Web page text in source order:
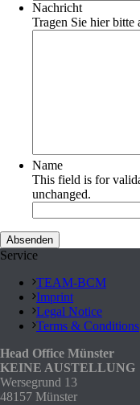
Nachricht
Tragen Sie hier
Name
This field is for
unchanged.
Service
TEAM-BCM
Imprint
Legal Notice
Terms & Conditions
Head Office Münster
KEINE AUSTELLUNG
Wersegrund 13
48157 Münster